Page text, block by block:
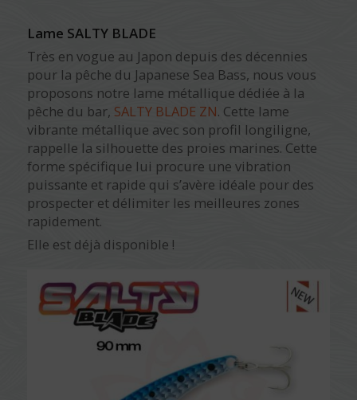
Lame SALTY BLADE
Très en vogue au Japon depuis des décennies
pour la pêche du Japanese Sea Bass, nous vous
proposons notre lame métallique dédiée à la
pêche du bar, SALTY BLADE ZN. Cette lame
vibrante métallique avec son profil longiligne,
rappelle la silhouette des proies marines. Cette
forme spécifique lui procure une vibration
puissante et rapide qui s’avère idéale pour des
prospecter et délimiter les meilleures zones
rapidement.
Elle est déjà disponible !